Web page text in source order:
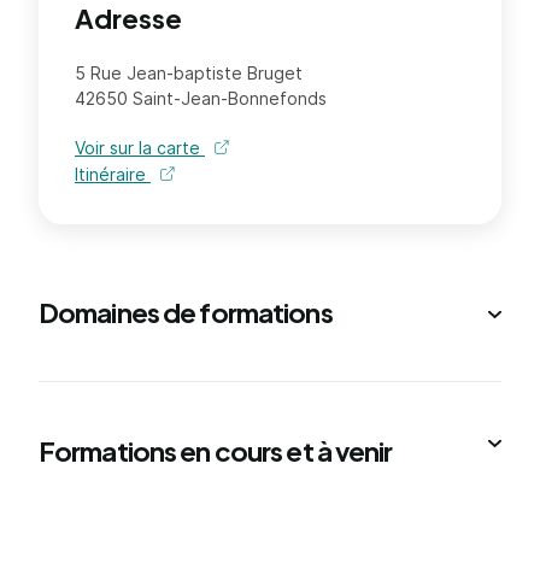
Adresse
5 Rue Jean-baptiste Bruget
42650 Saint-Jean-Bonnefonds
Voir sur la carte
Itinéraire
Domaines de formations
Formations en cours et à venir